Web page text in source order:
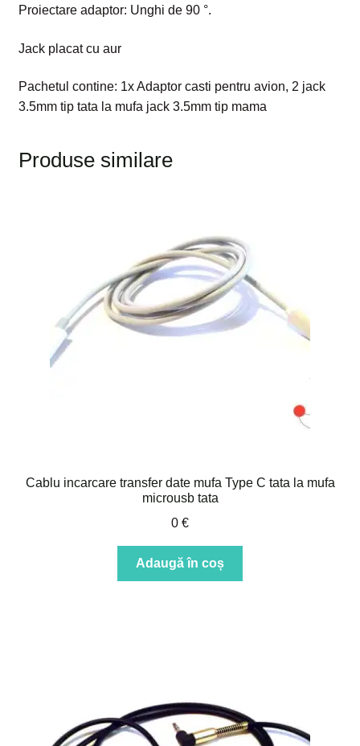
Proiectare adaptor: Unghi de 90 °.
Jack placat cu aur
Pachetul contine: 1x Adaptor casti pentru avion, 2 jack
3.5mm tip tata la mufa jack 3.5mm tip mama
Produse similare
Cablu incarcare transfer date mufa Type C tata la mufa
microusb tata
0 €
Adaugă în coș